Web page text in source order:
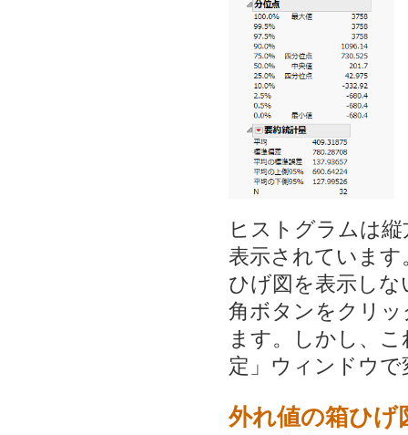
ヒストグラムは
表示されていま
ひげ図を表示し
角ボタンをクリ
ます。しかし、
定」ウィンドウ
外れ値の箱ひげ